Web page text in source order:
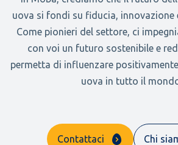
uova si fondi su fiducia, innovazione
Come pionieri del settore, ci
con voi un futuro sostenibile e
permetta di influenzare
uova in tutto il
Contattaci Chi